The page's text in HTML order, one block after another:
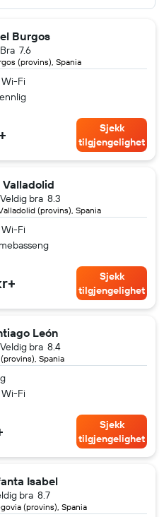
Burgos
(provins), Spania
7.6
Bra
Fi
Sjekk
tilgjengelighet
(provins), Spania
8.3
Veldig bra
Fi
Sjekk
tilgjengelighet
León
Spania
8.4
Veldig bra
Fi
Sjekk
tilgjengelighet
Isabel
(provins), Spania
8.7
bra